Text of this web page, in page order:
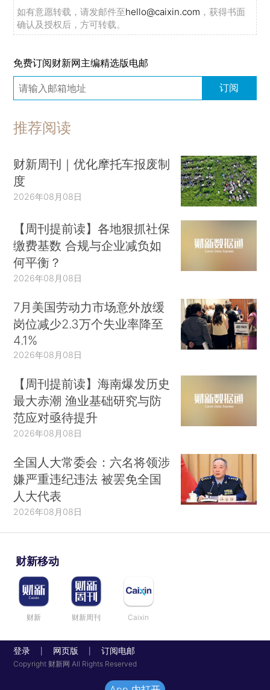
如有意愿转载，请发邮件至hello@caixin.com ，获得书面
确认及授权后，方可转载。
免费订阅财新网主编精选版电邮
订阅
推荐阅读
财新周刊｜优化摩托车报废制
度
2026年08月08日
【周刊提前读】各地狠抓社保
缴费基数 合规与企业减负如
何平衡？
2026年08月08日
7月美国劳动力市场意外放缓
岗位减少2.3万个失业率降至
4.1%
2026年08月08日
【周刊提前读】海南爆发历史
最大赤潮 渔业基础研究与防
范应对亟待提升
2026年08月08日
全国人大常委会：六名将领涉
嫌严重违纪违法 被罢免全国
人大代表
2026年08月08日
财新移动
财新 财新周刊 Caixin
登录 网页版 订阅电邮
Copyright 财新网 All Rights Reserved